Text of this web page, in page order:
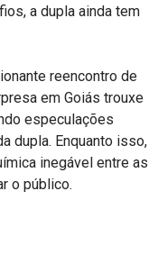
a dupla ainda tem
reencontro de
em Goiás trouxe
especulações
dupla. Enquanto isso,
inegável entre as
o público.